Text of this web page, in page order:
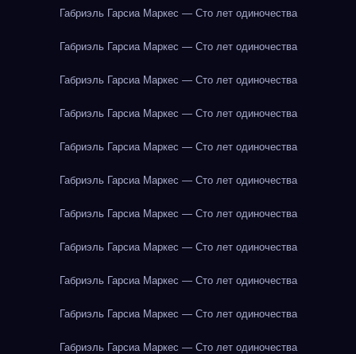
Габриэль Гарсиа Маркес — Сто лет одиночества
Габриэль Гарсиа Маркес — Сто лет одиночества
Габриэль Гарсиа Маркес — Сто лет одиночества
Габриэль Гарсиа Маркес — Сто лет одиночества
Габриэль Гарсиа Маркес — Сто лет одиночества
Габриэль Гарсиа Маркес — Сто лет одиночества
Габриэль Гарсиа Маркес — Сто лет одиночества
Габриэль Гарсиа Маркес — Сто лет одиночества
Габриэль Гарсиа Маркес — Сто лет одиночества
Габриэль Гарсиа Маркес — Сто лет одиночества
Габриэль Гарсиа Маркес — Сто лет одиночества